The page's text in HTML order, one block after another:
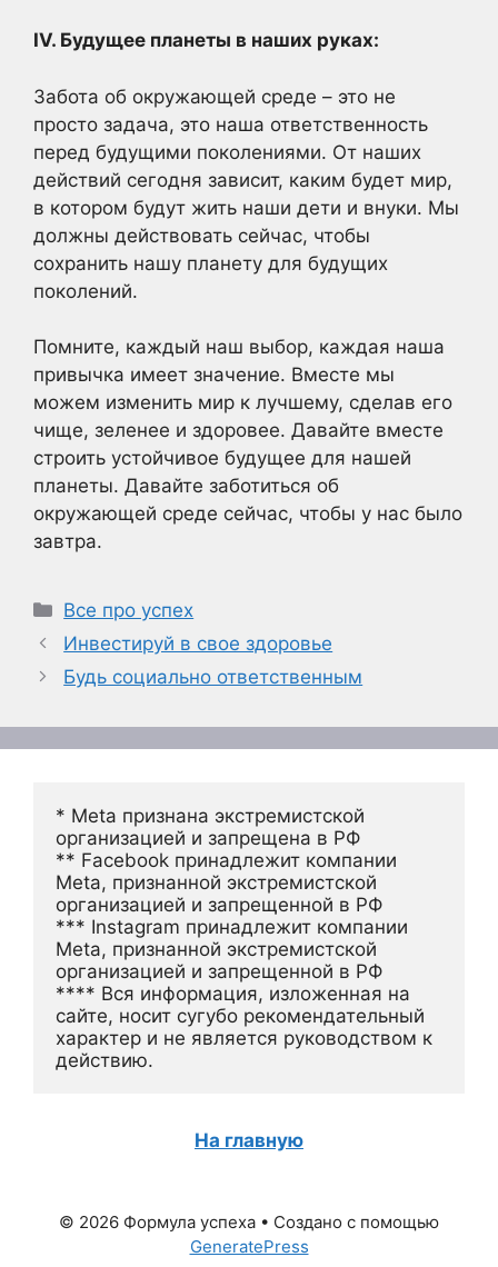
IV. Будущее планеты в наших руках:
Забота об окружающей среде – это не
просто задача, это наша ответственность
перед будущими поколениями. От наших
действий сегодня зависит, каким будет мир,
в котором будут жить наши дети и внуки. Мы
должны действовать сейчас, чтобы
сохранить нашу планету для будущих
поколений.
Помните, каждый наш выбор, каждая наша
привычка имеет значение. Вместе мы
можем изменить мир к лучшему, сделав его
чище, зеленее и здоровее. Давайте вместе
строить устойчивое будущее для нашей
планеты. Давайте заботиться об
окружающей среде сейчас, чтобы у нас было
завтра.
Рубрики
Все про успех
Инвестируй в свое здоровье
Будь социально ответственным
* Meta признана экстремистской
организацией и запрещена в РФ
** Facebook принадлежит компании
Meta, признанной экстремистской
организацией и запрещенной в РФ
*** Instagram принадлежит компании
Meta, признанной экстремистской
организацией и запрещенной в РФ
**** Вся информация, изложенная на
сайте, носит сугубо рекомендательный
характер и не является руководством к
действию.
На главную
© 2026 Формула успеха • Создано с помощью
GeneratePress